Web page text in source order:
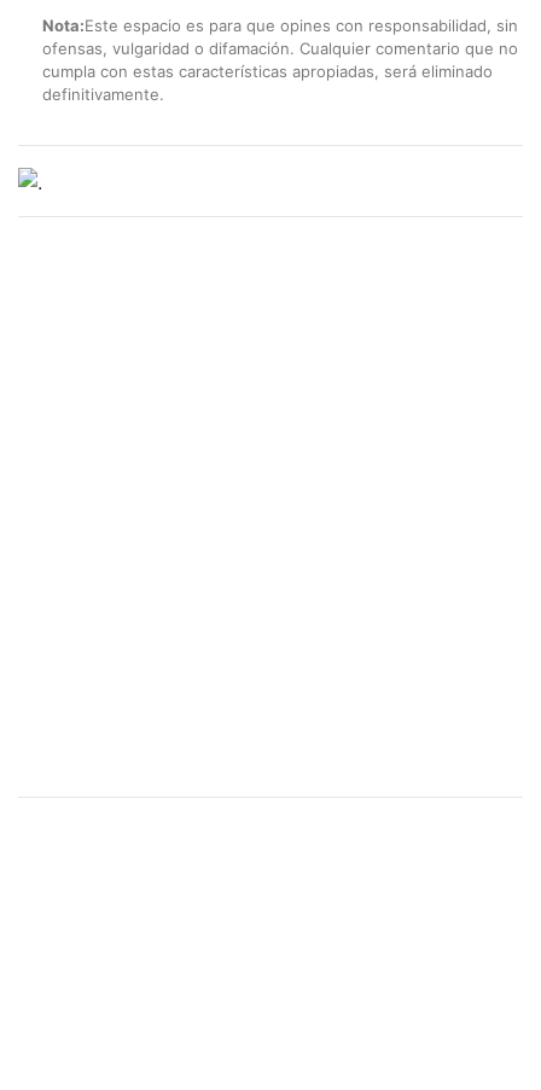
Nota:Este espacio es para que opines con responsabilidad, sin
ofensas, vulgaridad o difamación. Cualquier comentario que no
cumpla con estas características apropiadas, será eliminado
definitivamente.